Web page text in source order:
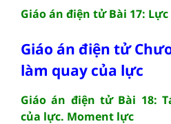
Giáo án điện tử Bài 17:
Giáo án điện tử
làm quay của lực
Giáo án điện tử Bài 18:
của lực. Moment lực